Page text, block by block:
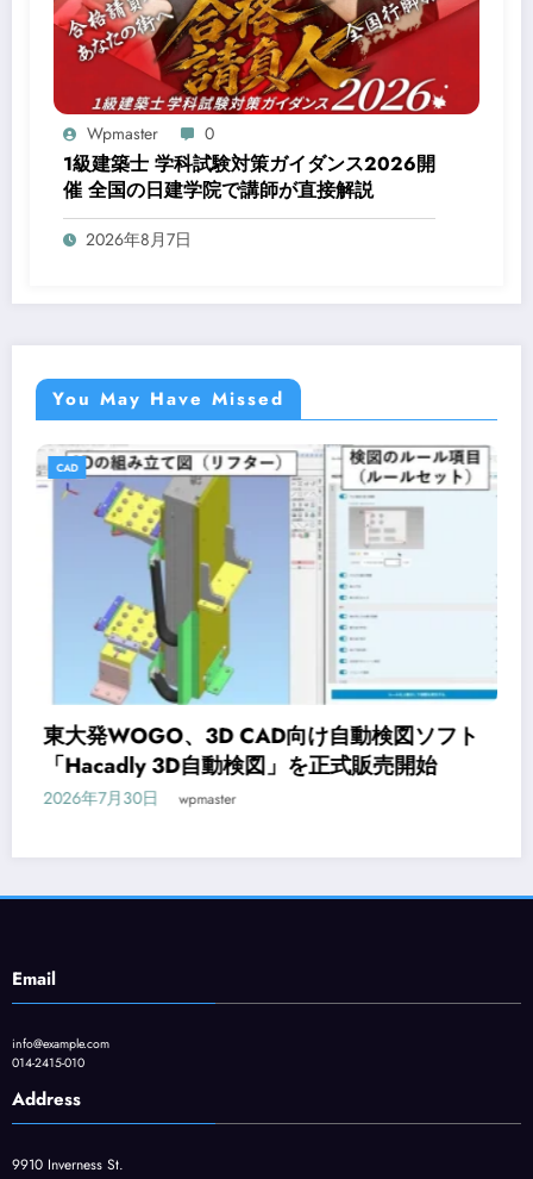
Wpmaster 0
1級建築士 学科試験対策ガイダンス2026開
催 全国の日建学院で講師が直接解説
2026年8月7日
You May Have Missed
ソフト
CAD
オンライン研修サービス「
CAD入門コースが新登場
Email
info@example.com
014-2415-010
Address